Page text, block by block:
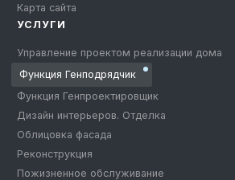
Карта сайта
УСЛУГИ
Управление проектом реализации дома
Функция Генподрядчик
Функция Генпроектировщик
Дизайн интерьеров. Отделка
Облицовка фасада
Реконструкция
Пожизненное обслуживание